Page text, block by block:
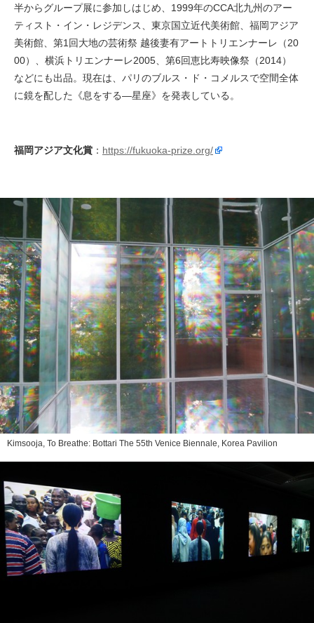
半からグループ展に参加しはじめ、1999年のCCA北九州のアー
ティスト・イン・レジデンス、東京国立近代美術館、福岡アジア
美術館、第1回大地の芸術祭 越後妻有アートトリエンナーレ（20
00）、横浜トリエンナーレ2005、第6回恵比寿映像祭（2014）
などにも出品。現在は、パリのブルス・ド・コメルスで空間全体
に鏡を配した《息をする—星座》を発表している。
福岡アジア文化賞 ： https://fukuoka-prize.org/
Kimsooja, To Breathe: Bottari The 55th Venice Biennale, Korea Pavilion